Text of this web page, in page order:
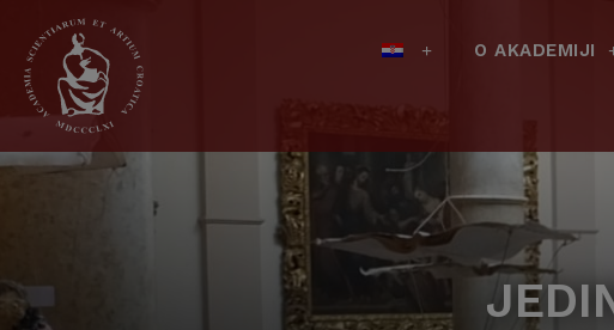
O AKADEMIJI